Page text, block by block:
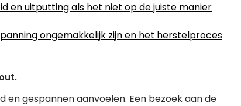
en uitputting als het niet op de juiste manier
ongemakkelijk zijn en het herstelproces
en gespannen aanvoelen. Een bezoek aan de